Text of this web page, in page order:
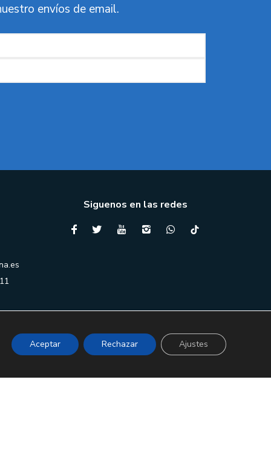
envíos de email.
Siguenos en las redes
Aceptar Rechazar Ajustes